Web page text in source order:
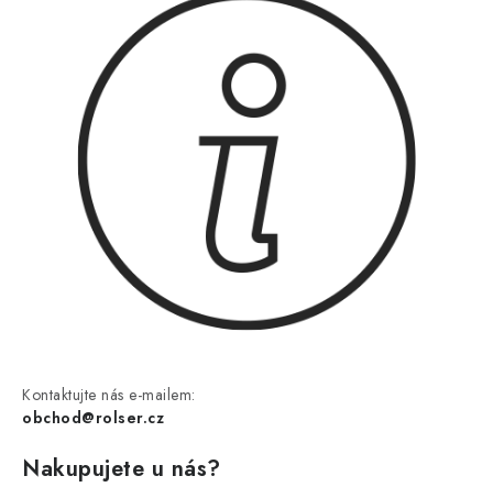
Kontaktujte nás e-mailem:
obchod@rolser.cz
Nakupujete u nás?